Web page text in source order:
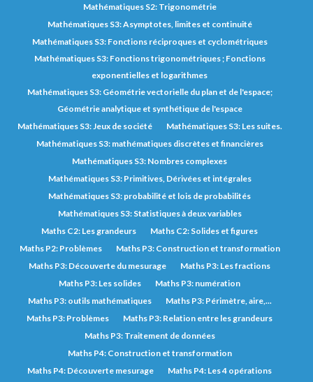
Mathématiques S2: Trigonométrie
Mathématiques S3: Asymptotes, limites et continuité
Mathématiques S3: Fonctions réciproques et cyclométriques
Mathématiques S3: Fonctions trigonométriques ; Fonctions
exponentielles et logarithmes
Mathématiques S3: Géométrie vectorielle du plan et de l'espace;
Géométrie analytique et synthétique de l'espace
Mathématiques S3: Jeux de société
Mathématiques S3: Les suites.
Mathématiques S3: mathématiques discrètes et financières
Mathématiques S3: Nombres complexes
Mathématiques S3: Primitives, Dérivées et intégrales
Mathématiques S3: probabilité et lois de probabilités
Mathématiques S3: Statistiques à deux variables
Maths C2: Les grandeurs
Maths C2: Solides et figures
Maths P2: Problèmes
Maths P3: Construction et transformation
Maths P3: Découverte du mesurage
Maths P3: Les fractions
Maths P3: Les solides
Maths P3: numération
Maths P3: outils mathématiques
Maths P3: Périmètre, aire,...
Maths P3: Problèmes
Maths P3: Relation entre les grandeurs
Maths P3: Traitement de données
Maths P4: Construction et transformation
Maths P4: Découverte mesurage
Maths P4: Les 4 opérations